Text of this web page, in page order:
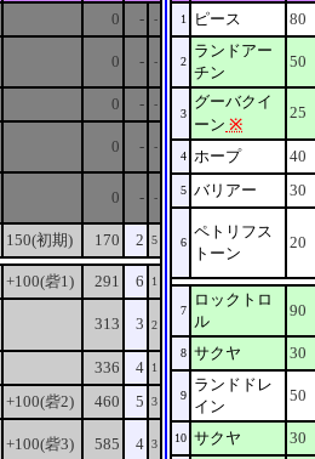
0 - -
0 - -
0 - -
0 - -
0 - -
150(初期) 170 2 5
+100(砦1) 291 6 1
313 3 2
336 4 1
+100(砦2) 460 5 3
+100(砦3) 585 4 3
1 ピース 80
2
ランドアー
チン
50
3
グーバクイ
ーン ※
25
4 ホープ 40
5 バリアー 30
6
ペトリフス
トーン
20
7
ロックトロ
ル
90
8 サクヤ 30
9
ランドドレ
イン
50
10 サクヤ 30